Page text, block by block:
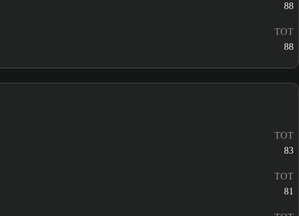
88
TOT
88
TOT
83
TOT
81